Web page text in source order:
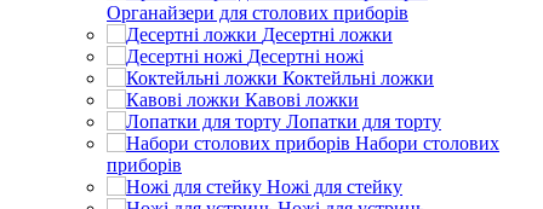
Органайзери для столових приборів
Десертні ложки
Десертні ножі
Коктейльні ложки
Кавові ложки
Лопатки для торту
Набори столових
приборів
Ножі для стейку